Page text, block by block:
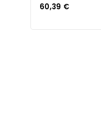
Prix
60,39 €